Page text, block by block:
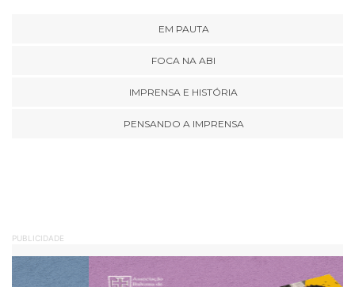
EM PAUTA
FOCA NA ABI
IMPRENSA E HISTÓRIA
PENSANDO A IMPRENSA
PUBLICIDADE